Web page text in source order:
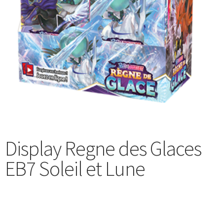
Display Regne des Glaces
EB7 Soleil et Lune